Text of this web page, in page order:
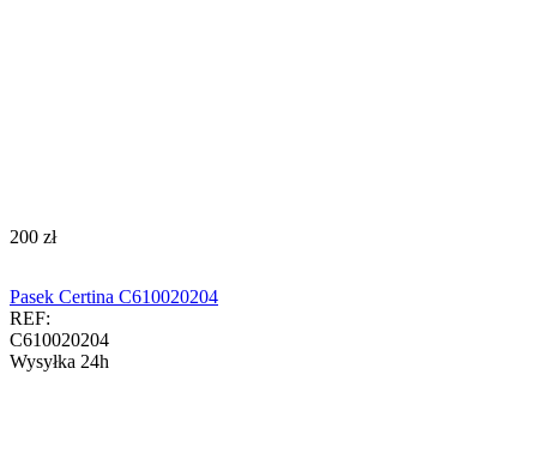
‍200‍ zł
Pasek Certina C610020204
REF:
C610020204
Wysyłka 24h